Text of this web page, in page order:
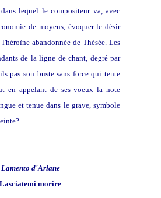
lequel le compositeur va, avec
de moyens, évoquer le désir
l'héroïne abandonnée de Thésée. Les
de la ligne de chant, degré par
pas son buste sans force qui tente
en appelant de ses voeux la note
et tenue dans le grave, symbole
Lamento d'Ariane
Lasciatemi morire